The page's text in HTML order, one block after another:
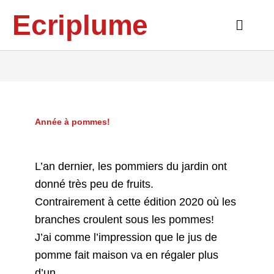
contenuEcriplume
Main
Année à pommes!
L’an dernier, les pommiers du jardin ont
donné très peu de fruits.
Contrairement à cette édition 2020 où les
branches croulent sous les pommes!
J’ai comme l’impression que le jus de
pomme fait maison va en régaler plus